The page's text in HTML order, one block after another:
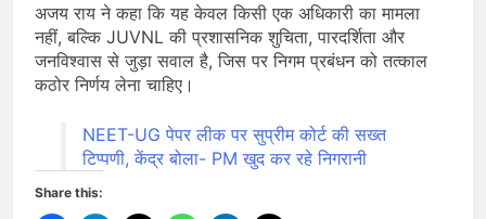
अजय राय ने कहा कि यह केवल किसी एक अधिकारी का मामला
नहीं, बल्कि JUVNL की प्रशासनिक शुचिता, पारदर्शिता और
जनविश्वास से जुड़ा सवाल है, जिस पर निगम प्रबंधन को तत्काल
कठोर निर्णय लेना चाहिए।
NEET-UG पेपर लीक पर सुप्रीम कोर्ट की सख्त
टिप्पणी, केंद्र बोला- PM खुद कर रहे निगरानी
Share this: